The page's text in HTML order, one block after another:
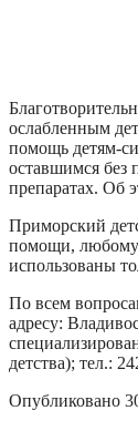
ослабленным
помощь детям-
оставшимся без
препаратах. Об
Приморский
помощи, любому
использованы
По всем
адресу:
детства); тел.:
Опубликовано